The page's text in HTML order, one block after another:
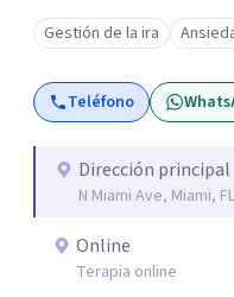
Abordo patologías
ansiedad y del ánimo, y
de crecimiento personal.
Gestión de la ira
Teléfono
Dirección principal
N Miami Ave, Miami, FL
Online
Terapia online